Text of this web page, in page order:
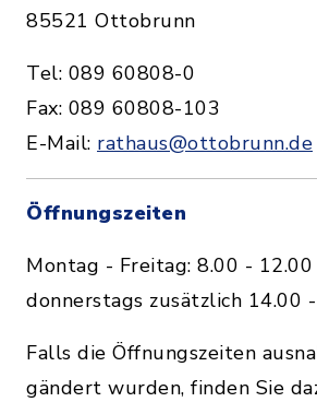
85521 Ottobrunn
Tel: 089 60808-0
Fax: 089 60808-103
E-Mail: rathaus@ottobrunn.de
Öffnungszeiten
Montag - Freitag: 8.00 -
donnerstags zusätzlich 14.00
Falls die Öffnungszeiten
gändert wurden, finden Sie